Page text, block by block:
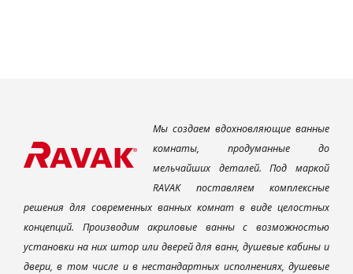
Мы создаем вдохновляющие ванные
комнаты, продуманные до
мельчайших деталей. Под маркой
RAVAK поставляем комплексные
решения для современных ванных комнат в виде целостных
концепций. Производим акриловые ванны с возможностью
установки на них штор или дверей для ванн, душевые кабины и
двери, в том числе и в нестандартных исполнениях, душевые